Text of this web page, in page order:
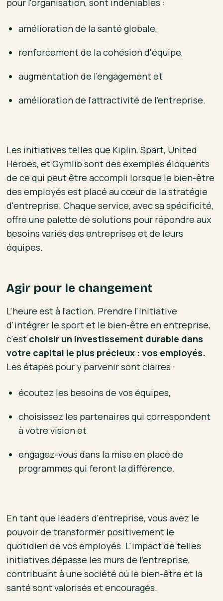
pour l'organisation, sont indéniables :
amélioration de la santé globale,
renforcement de la cohésion d'équipe,
augmentation de l'engagement et
amélioration de l'attractivité de l'entreprise.
Les initiatives telles que Kiplin, Spart, United
Heroes, et Gymlib sont des exemples éloquents
de ce qui peut être accompli lorsque le bien-être
des employés est placé au cœur de la stratégie
d'entreprise. Chaque service, avec sa spécificité,
offre une palette de solutions pour répondre aux
besoins variés des entreprises et de leurs
équipes.
Agir pour le changement
L'heure est à l'action. Prendre l'initiative
d'intégrer le sport et le bien-être en entreprise,
c'est choisir un investissement durable dans
votre capital le plus précieux : vos employés.
Les étapes pour y parvenir sont claires :
écoutez les besoins de vos équipes,
choisissez les partenaires qui correspondent
à votre vision et
engagez-vous dans la mise en place de
programmes qui feront la différence.
En tant que leaders d'entreprise, vous avez le
pouvoir de transformer positivement le
quotidien de vos employés. L'impact de telles
initiatives dépasse les murs de l'entreprise,
contribuant à une société où le bien-être et la
santé sont valorisés et encouragés.